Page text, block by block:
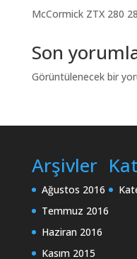
McCormick ZTX 280
Son
Görüntülenecek bir
Arşivler
Ağustos 2016
Temmuz 2016
Haziran 2016
Kasım 2015